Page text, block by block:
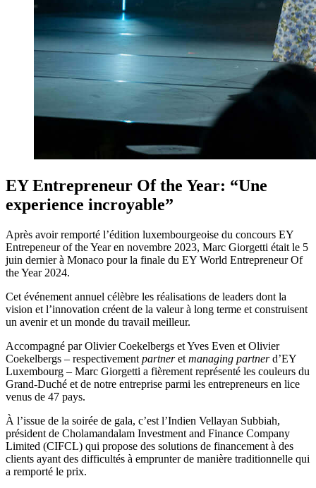
EY Entrepreneur Of the Year: “Une
experience incroyable”
Après avoir remporté l’édition luxembourgeoise du concours EY
Entrepeneur of the Year en novembre 2023, Marc Giorgetti était le 5
juin dernier à Monaco pour la finale du EY World Entrepreneur Of
the Year 2024.
Cet événement annuel célèbre les réalisations de leaders dont la
vision et l’innovation créent de la valeur à long terme et construisent
un avenir et un monde du travail meilleur.
Accompagné par Olivier Coekelbergs et Yves Even et Olivier
Coekelbergs – respectivement partneret managing partnerd’EY
Luxembourg – Marc Giorgetti a fièrement représenté les couleurs du
Grand-Duché et de notre entreprise parmi les entrepreneurs en lice
venus de 47 pays.
À l’issue de la soirée de gala, c’est l’Indien Vellayan Subbiah,
président de Cholamandalam Investment and Finance Company
Limited (CIFCL) qui propose des solutions de financement à des
clients ayant des difficultés à emprunter de manière traditionnelle qui
a remporté le prix.